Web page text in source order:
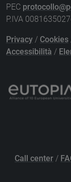
PEC
P.IVA
Privacy / Cookies
Accessibilità /
Call center /